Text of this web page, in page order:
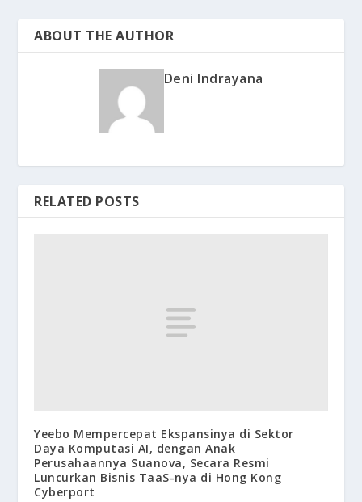
ABOUT THE AUTHOR
Deni Indrayana
RELATED POSTS
Yeebo Mempercepat Ekspansinya di Sektor
Daya Komputasi AI, dengan Anak
Perusahaannya Suanova, Secara Resmi
Luncurkan Bisnis TaaS-nya di Hong Kong
Cyberport